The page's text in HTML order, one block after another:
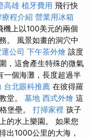
高雄 植牙費用 飛行快
程介紹 營業用冰箱
上以100美元的兩個
。 風景如畫的洞穴中
公司 下午茶外燴 該度
，這會產生特殊的微氣
一個海灘，長度超過半
台北眼科推薦 在彼得羅
堂。 墓地 西式外燴 這
堡壘。 打掃家裡 孩子
的水上樂園。 如果您
出1000公里的大海，